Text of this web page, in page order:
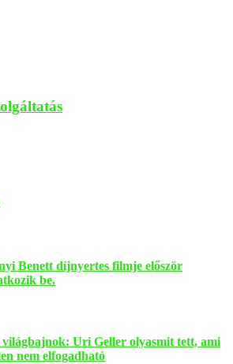
Benett díjnyertes filmje először
be.
Uri Geller olyasmit tett, ami
nem elfogadható